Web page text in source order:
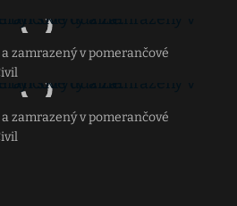
zamrazený v pomerančové
zamrazený v pomerančové